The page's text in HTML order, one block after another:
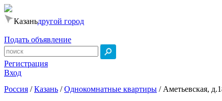
Казаньдругой город
Подать объявление
Регистрация
Вход
Россия /Казань /Однокомнатные квартиры / Аметьевская,